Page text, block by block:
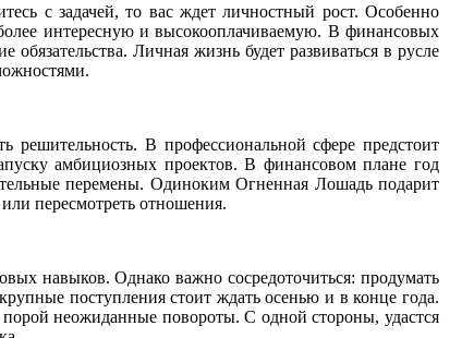
с задачей, то вас ждет личностный рост. Особенно
интересную и высокооплачиваемую. В финансовых
Личная жизнь будет развиваться в русле
В профессиональной сфере предстоит
амбициозных проектов. В финансовом плане год
перемены. Одиноким Огненная Лошадь подарит
пересмотреть отношения.
навыков. Однако важно сосредоточиться: продумать
поступления стоит ждать осенью и в конце года.
неожиданные повороты. С одной стороны, удастся